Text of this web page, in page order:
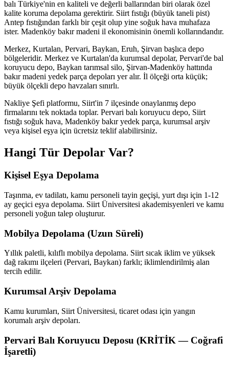
balı Türkiye'nin en kaliteli ve değerli ballarından biri olarak özel
kalite koruma depolama gerektirir. Siirt fıstığı (büyük taneli pist)
Antep fıstığından farklı bir çeşit olup yine soğuk hava muhafaza
ister. Madenköy bakır madeni il ekonomisinin önemli kollarındandır.
Merkez, Kurtalan, Pervari, Baykan, Eruh, Şirvan başlıca depo
bölgeleridir. Merkez ve Kurtalan'da kurumsal depolar, Pervari'de bal
koruyucu depo, Baykan tarımsal silo, Şirvan-Madenköy hattında
bakır madeni yedek parça depoları yer alır. İl ölçeği orta küçük;
büyük ölçekli depo havzaları sınırlı.
Nakliye Şefi platformu, Siirt'in 7 ilçesinde onaylanmış depo
firmalarını tek noktada toplar. Pervari balı koruyucu depo, Siirt
fıstığı soğuk hava, Madenköy bakır yedek parça, kurumsal arşiv
veya kişisel eşya için ücretsiz teklif alabilirsiniz.
Hangi Tür Depolar Var?
Kişisel Eşya Depolama
Taşınma, ev tadilatı, kamu personeli tayin geçişi, yurt dışı için 1-12
ay geçici eşya depolama. Siirt Üniversitesi akademisyenleri ve kamu
personeli yoğun talep oluşturur.
Mobilya Depolama (Uzun Süreli)
Yıllık paletli, kılıflı mobilya depolama. Siirt sıcak iklim ve yüksek
dağ rakımı ilçeleri (Pervari, Baykan) farklı; iklimlendirilmiş alan
tercih edilir.
Kurumsal Arşiv Depolama
Kamu kurumları, Siirt Üniversitesi, ticaret odası için yangın
korumalı arşiv depoları.
Pervari Balı Koruyucu Deposu (KRİTİK — Coğrafi
İşaretli)